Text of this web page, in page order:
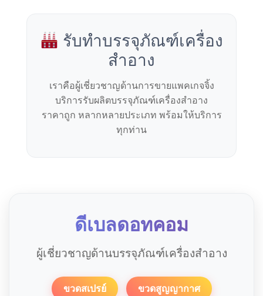
รับทำบรรจุภัณฑ์เครื่อง
สำอาง
เราคือผู้เชี่ยวชาญด้านการขายแพคเกจจิ้ง
บริการรับผลิตบรรจุภัณฑ์เครื่องสำอาง
ราคาถูก หลากหลายประเภท พร้อมให้บริการ
ทุกท่าน
ดีเบลดอทคอม
ผู้เชี่ยวชาญด้านบรรจุภัณฑ์เครื่องสำอาง
ขวดสเปรย์ ขวดสูญญากาศ